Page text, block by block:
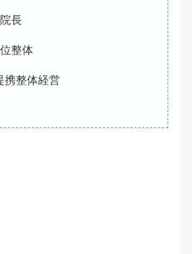
長
整体
携整体経営